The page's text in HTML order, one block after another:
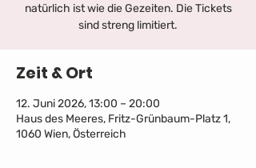
natürlich ist wie die Gezeiten. Die Tickets
sind streng limitiert.
Zeit & Ort
12. Juni 2026, 13:00 – 20:00
Haus des Meeres, Fritz-Grünbaum-Platz 1,
1060 Wien, Österreich